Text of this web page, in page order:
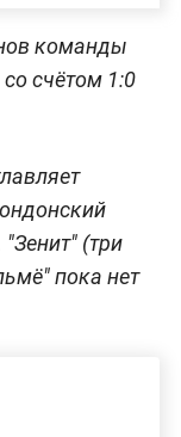
команды
счётом 1:0
(три
пока нет